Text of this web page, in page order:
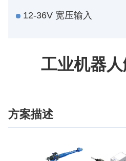
12-36V 宽压输入
工业机器
方案描述